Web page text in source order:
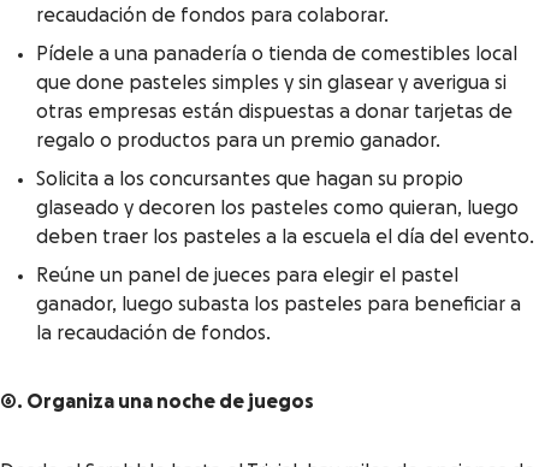
recaudación de fondos para colaborar.
Pídele a una panadería o tienda de comestibles local
que done pasteles simples y sin glasear y averigua si
otras empresas están dispuestas a donar tarjetas de
regalo o productos para un premio ganador.
Solicita a los concursantes que hagan su propio
glaseado y decoren los pasteles como quieran, luego
deben traer los pasteles a la escuela el día del evento.
Reúne un panel de jueces para elegir el pastel
ganador, luego subasta los pasteles para beneficiar a
la recaudación de fondos.
6. Organiza una noche de juegos